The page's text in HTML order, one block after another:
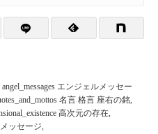
angel_messages エンジェルメッセー
名言 格言 座右の銘,
高次元の存在,
ッセージ,